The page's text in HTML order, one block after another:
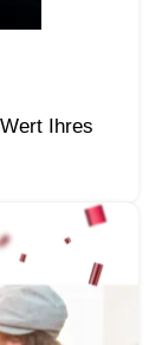
Ihres